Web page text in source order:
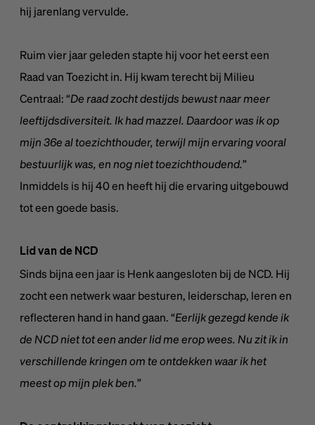
hij jarenlang vervulde.
Ruim vier jaar geleden stapte hij voor het eerst een
Raad van Toezicht in. Hij kwam terecht bij Milieu
Centraal: “De raad zocht destijds bewust naar meer
leeftijdsdiversiteit. Ik had mazzel. Daardoor was ik op
mijn 36e al toezichthouder, terwijl mijn ervaring vooral
bestuurlijk was, en nog niet toezichthoudend.”
Inmiddels is hij 40 en heeft hij die ervaring uitgebouwd
tot een goede basis.
Lid van de NCD
Sinds bijna een jaar is Henk aangesloten bij de NCD. Hij
zocht een netwerk waar besturen, leiderschap, leren en
reflecteren hand in hand gaan. “Eerlijk gezegd kende ik
de NCD niet tot een ander lid me erop wees. Nu zit ik in
verschillende kringen om te ontdekken waar ik het
meest op mijn plek ben.”